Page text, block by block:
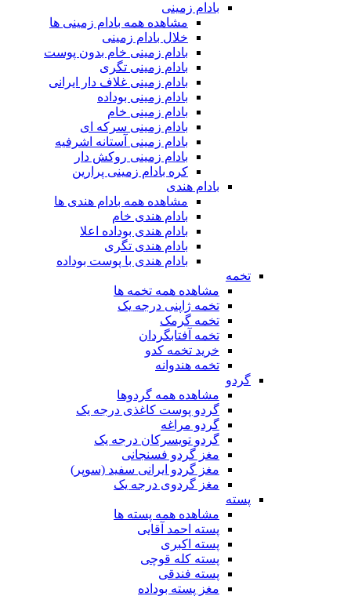
بادام زمینی
مشاهده همه بادام زمینی ها
خلال بادام زمینی
بادام زمینی خام بدون پوست
بادام زمینی تگری
بادام زمینی غلاف دار ایرانی
بادام زمینی بوداده
بادام زمینی خام
بادام زمینی سرکه ای
بادام زمینی آستانه اشرفیه
بادام زمینی روکش دار
کره بادام زمینی پرارین
بادام هندی
مشاهده همه بادام هندی ها
بادام هندی خام
بادام هندی بوداده اعلا
بادام هندی تگری
بادام هندی با پوست بوداده
تخمه
مشاهده همه تخمه ها
تخمه ژاپنی درجه یک
تخمه گرمک
تخمه آفتابگردان
خرید تخمه کدو
تخمه هندوانه
گردو
مشاهده همه گردوها
گردو پوست کاغذی درجه یک
گردو مراغه
گردو تویسرکان درجه یک
مغز گردو فسنجانی
مغز گردو ایرانی سفید (سوپر)
مغز گردوی درجه یک
پسته
مشاهده همه پسته ها
پسته احمد آقایی
پسته اکبری
پسته کله قوچی
پسته فندقی
مغز پسته بوداده